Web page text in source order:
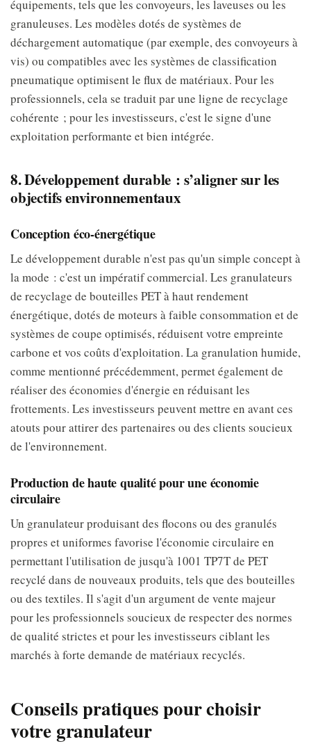
équipements, tels que les convoyeurs, les laveuses ou les
granuleuses. Les modèles dotés de systèmes de
déchargement automatique (par exemple, des convoyeurs à
vis) ou compatibles avec les systèmes de classification
pneumatique optimisent le flux de matériaux. Pour les
professionnels, cela se traduit par une ligne de recyclage
cohérente ; pour les investisseurs, c'est le signe d'une
exploitation performante et bien intégrée.
8. Développement durable : s’aligner sur les
objectifs environnementaux
Conception éco-énergétique
Le développement durable n'est pas qu'un simple concept à
la mode : c'est un impératif commercial. Les granulateurs
de recyclage de bouteilles PET à haut rendement
énergétique, dotés de moteurs à faible consommation et de
systèmes de coupe optimisés, réduisent votre empreinte
carbone et vos coûts d'exploitation. La granulation humide,
comme mentionné précédemment, permet également de
réaliser des économies d'énergie en réduisant les
frottements. Les investisseurs peuvent mettre en avant ces
atouts pour attirer des partenaires ou des clients soucieux
de l'environnement.
Production de haute qualité pour une économie
circulaire
Un granulateur produisant des flocons ou des granulés
propres et uniformes favorise l'économie circulaire en
permettant l'utilisation de jusqu'à 1001 TP7T de PET
recyclé dans de nouveaux produits, tels que des bouteilles
ou des textiles. Il s'agit d'un argument de vente majeur
pour les professionnels soucieux de respecter des normes
de qualité strictes et pour les investisseurs ciblant les
marchés à forte demande de matériaux recyclés.
Conseils pratiques pour choisir
votre granulateur